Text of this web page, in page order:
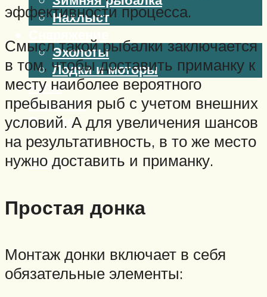
Нахлыст
Эхолоты
Лодки и моторы
Узлы
Рецепты
Разное
Меню
эффективности процесса.
Смысл такой рыбалки заключается
в том, чтобы доставить приманку к
месту наиболее вероятного
пребывания рыб с учетом внешних
условий. А для увеличения шансов
на результативность, в то же место
нужно доставить и приманку.
Простая донка
Монтаж донки включает в себя
обязательные элементы: